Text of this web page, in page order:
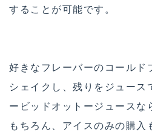
することが可能です。
好きなフレーバーのコールド
シェイクし、残りをジュース
ービッドオットージュースな
もちろん、アイスのみの購入